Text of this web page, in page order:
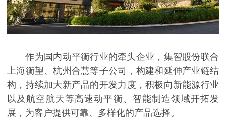
作为国内动平衡行业的牵头企业，集智股份联合
上海衡望、杭州合慧等子公司，构建和延伸产业链结
构，持续加大新产品的开发力度，积极向新能源行业
以及航空航天等高速动平衡、智能制造领域开拓发
展，为客户提供可靠、多样化的产品选择。